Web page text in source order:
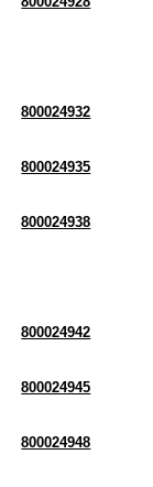
800024932
800024935
800024938
800024942
800024945
800024948